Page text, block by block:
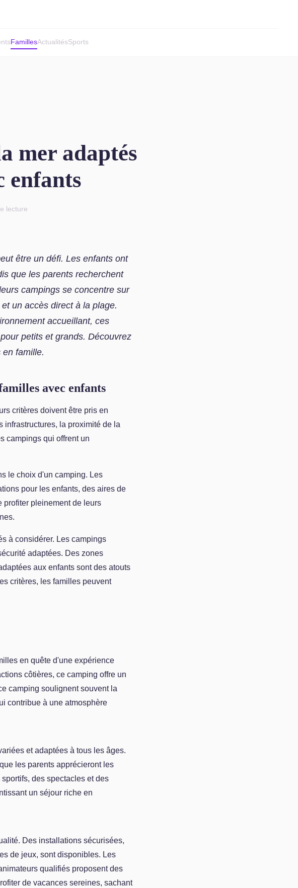
FamillesActualitésSports
mer adaptés
enfants
lecture
être un défi. Les enfants ont
que les parents recherchent
campings se concentre sur
un accès direct à la plage.
accueillant, ces
petits et grands. Découvrez
famille.
avec enfants
critères doivent être pris en
infrastructures, la proximité de la
campings qui offrent un
le choix d'un camping. Les
pour les enfants, des aires de
profiter pleinement de leurs
à considérer. Les campings
adaptées. Des zones
aux enfants sont des atouts
critères, les familles peuvent
en quête d'une expérience
côtières, ce camping offre un
camping soulignent souvent la
contribue à une atmosphère
et adaptées à tous les âges.
les parents apprécieront les
des spectacles et des
un séjour riche en
Des installations sécurisées,
de jeux, sont disponibles. Les
qualifiés proposent des
de vacances sereines, sachant